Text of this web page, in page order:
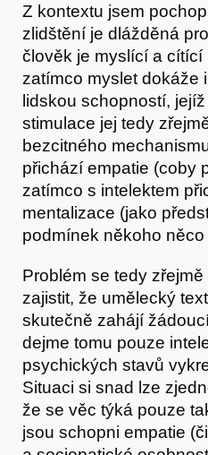
Z kontextu jsem
zlidštění je dlážděná
člověk je myslící a cítící
zatímco myslet dokáže
lidskou schopností,
stimulace jej tedy
bezcitného
přichází empatie (coby
zatímco s intelektem
mentalizace (jako
podmínek někoho něco
Problém se tedy
zajistit, že umělecký
skutečně zahájí
dejme tomu pouze
psychických stavů
Situaci si snad lze
že se věc týká pouze
jsou schopni empatie